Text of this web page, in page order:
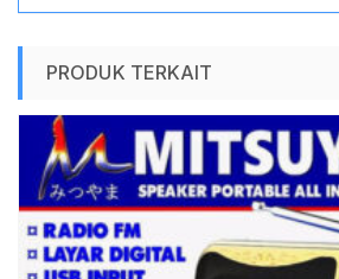
PRODUK TERKAIT